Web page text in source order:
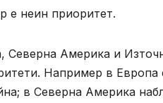
е неин приоритет.
Северна Америка и
Например в
в Северна Америка